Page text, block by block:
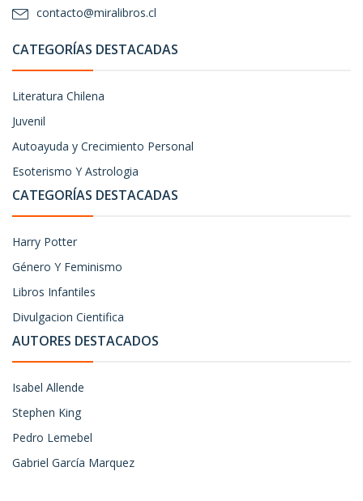
contacto@miralibros.cl
CATEGORÍAS DESTACADAS
Literatura Chilena
Juvenil
Autoayuda y Crecimiento Personal
Esoterismo Y Astrologia
CATEGORÍAS DESTACADAS
Harry Potter
Género Y Feminismo
Libros Infantiles
Divulgacion Cientifica
AUTORES DESTACADOS
Isabel Allende
Stephen King
Pedro Lemebel
Gabriel García Marquez